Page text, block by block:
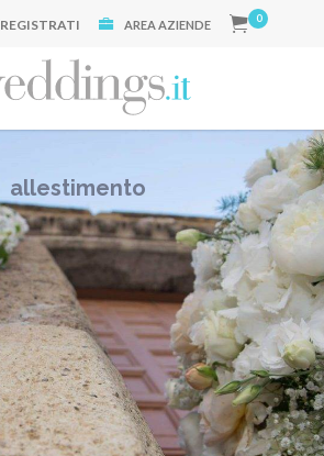
REGISTRATI AREA AZIENDE 0
allestimento